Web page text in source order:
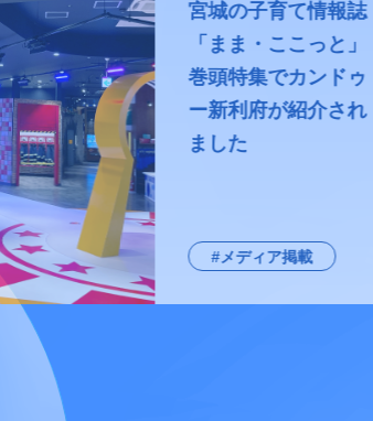
「まま・ここっと」
巻頭特集でカンドゥ
ー新利府が紹介され
ました